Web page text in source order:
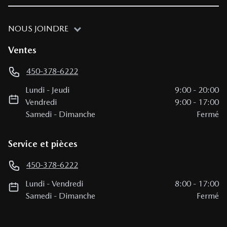
NOUS JOINDRE
Ventes
450-378-6222
Lundi - Jeudi 9:00 - 20:00
Vendredi
9:00 - 17:00
Samedi - Dimanche Fermé
Service et pièces
450-378-6222
Lundi -Vendredi 8:00 - 17:00
Samedi - Dimanche Fermé